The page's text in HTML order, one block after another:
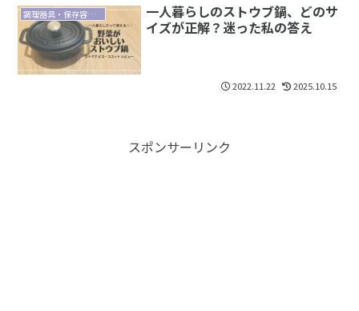
調理器具・保存容器・食器
一人暮らしのストウブ鍋、どのサ
イズが正解？迷った私の答え
2022.11.22 2025.10.15
スポンサーリンク